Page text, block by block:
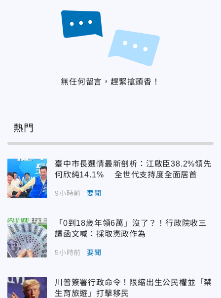
無任何留言，趕緊搶頭香！
熱門
臺中市長選情最新剖析：江啟臣38.2%領先
何欣純14.1% 全世代支持度全面居首
9小時前 要聞
「0到18歲年領6萬」沒了？！行政院收三
讀函文喊：採取憲政作為
5小時前 要聞
川普簽署行政命令！限縮出生公民權並「禁
生育旅遊」打擊移民